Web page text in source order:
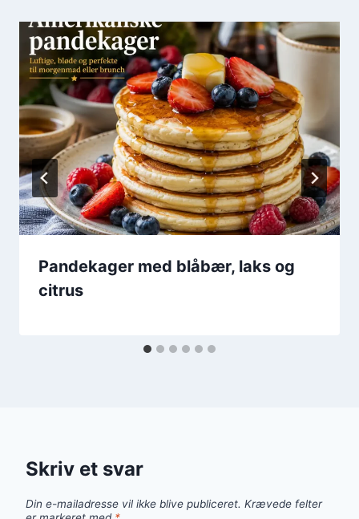
Pandekager med blåbær, laks og
citrus
Skriv et svar
Din e-mailadresse vil ikke blive publiceret. Krævede felter